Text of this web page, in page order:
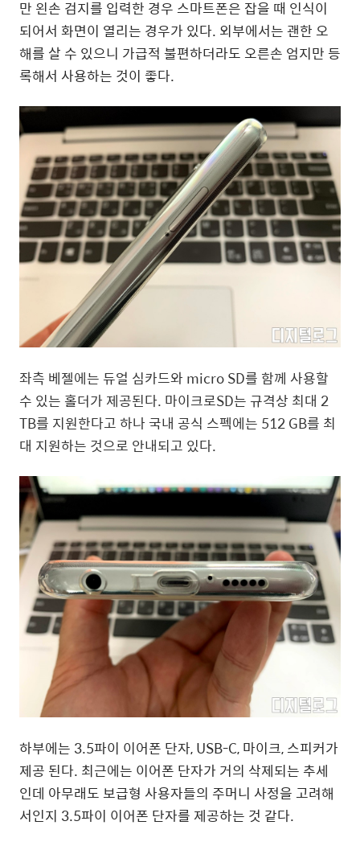
만 왼손 검지를 입력한 경우 스마트폰은 잡을 때 인식이
되어서 화면이 열리는 경우가 있다. 외부에서는 괜한 오
해를 살 수 있으니 가급적 불편하더라도 오른손 엄지만 등
록해서 사용하는 것이 좋다.
좌측 베젤에는 듀얼 심카드와 micro SD를 함께 사용할
수 있는 홀더가 제공된다. 마이크로SD는 규격상 최대 2
TB를 지원한다고 하나 국내 공식 스펙에는 512 GB를 최
대 지원하는 것으로 안내되고 있다.
하부에는 3.5파이 이어폰 단자, USB-C, 마이크, 스피커가
제공 된다. 최근에는 이어폰 단자가 거의 삭제되는 추세
인데 아무래도 보급형 사용자들의 주머니 사정을 고려해
서인지 3.5파이 이어폰 단자를 제공하는 것 같다.